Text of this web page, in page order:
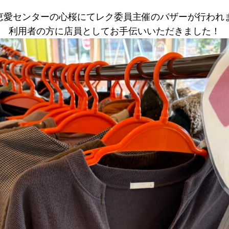
愛センターの心桜にてレク委員主催のバザーが行われ
利用者の方に店員としてお手伝いいただきました！